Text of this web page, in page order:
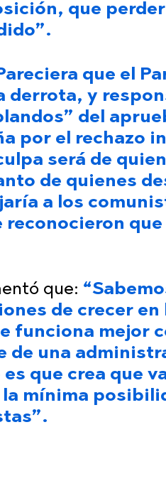
que
que el
derrota, y
del
por el rechazo
será de
de quienes
a los
reconocieron
que:
de crecer
funciona mejor
de una
que crea que
mínima